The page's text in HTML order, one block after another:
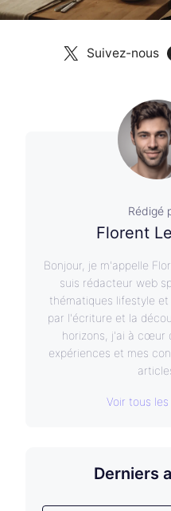
Suivez-nous
Rédigé
Florent
Bonjour, je m'appelle
suis rédacteur web
thématiques lifestyle et
par l'écriture et la
horizons, j'ai à cœur
expériences et mes
Voir tous
Derniers